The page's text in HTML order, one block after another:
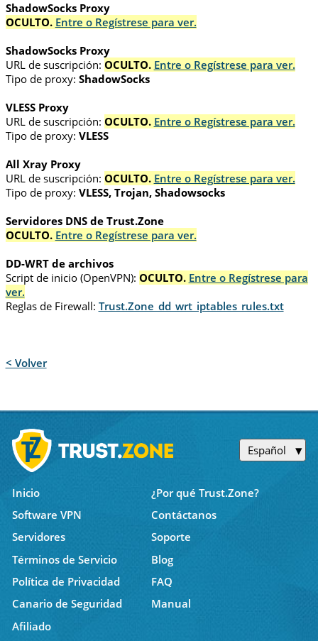
ShadowSocks Proxy
OCULTO. Entre o Regístrese para ver.
ShadowSocks Proxy
URL de suscripción: OCULTO. Entre o Regístrese para ver.
Tipo de proxy: ShadowSocks
VLESS Proxy
URL de suscripción: OCULTO. Entre o Regístrese para ver.
Tipo de proxy: VLESS
All Xray Proxy
URL de suscripción: OCULTO. Entre o Regístrese para ver.
Tipo de proxy: VLESS, Trojan, Shadowsocks
Servidores DNS de Trust.Zone
OCULTO. Entre o Regístrese para ver.
DD-WRT de archivos
Script de inicio (OpenVPN): OCULTO. Entre o Regístrese para
ver.
Reglas de Firewall: Trust.Zone_dd_wrt_iptables_rules.txt
< Volver
Español
Inicio
¿Por qué Trust.Zone?
Software VPN
Contáctanos
Servidores
Soporte
Términos de Servicio
Blog
Política de Privacidad
FAQ
Canario de Seguridad
Manual
Afiliado